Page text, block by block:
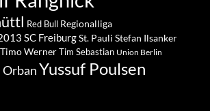
Red Bull Regionalliga
SC FreiburgSt. Pauli Stefan Ilsanker
Timo WernerTim Sebastian Union Berlin
Yussuf Poulsen